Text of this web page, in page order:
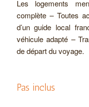
Les logements
complète – Toutes
d’un guide local
véhicule adapté –
de départ du voyage.
Pas inclus